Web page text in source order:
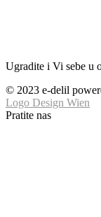
Ugradite i Vi sebe u
© 2023 e-delil
Logo Design Wien
Pratite nas